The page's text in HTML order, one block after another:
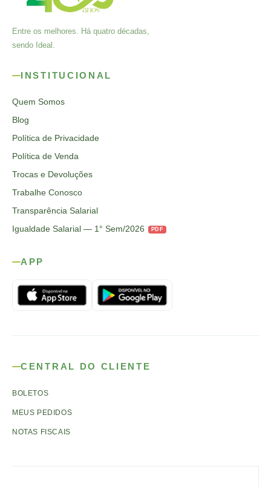
Entre os melhores. Há quatro décadas,
sendo Ideal.
INSTITUCIONAL
Quem Somos
Blog
Política de Privacidade
Política de Venda
Trocas e Devoluções
Trabalhe Conosco
Transparência Salarial
Igualdade Salarial — 1° Sem/2026
PDF
APP
CENTRAL DO CLIENTE
BOLETOS
MEUS PEDIDOS
NOTAS FISCAIS